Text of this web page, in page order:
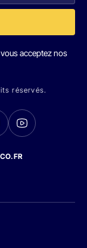
acceptez nos
réservés.